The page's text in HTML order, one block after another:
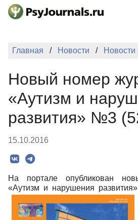
Перейти к основному содержанию
НОВОСТИ
ПОДАТЬ
КЛЮЧЕВЫЕ
Регистрация
Главная Новости Новости
Новый номер
«Аутизм и
развития» №3
15.10.2016
На портале опубликован
«Аутизм и нарушения